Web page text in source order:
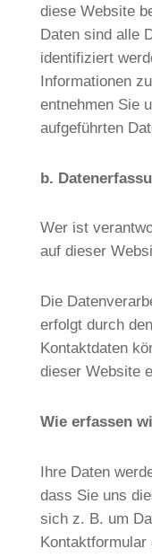
diese Website
Daten sind alle
identifiziert
Informationen
entnehmen Sie
aufgeführten
b.
Wer ist
auf dieser
Die
erfolgt durch
Kontaktdaten
dieser Website
Wie erfassen
Ihre Daten
dass Sie uns
sich z. B. um
Kontaktformular